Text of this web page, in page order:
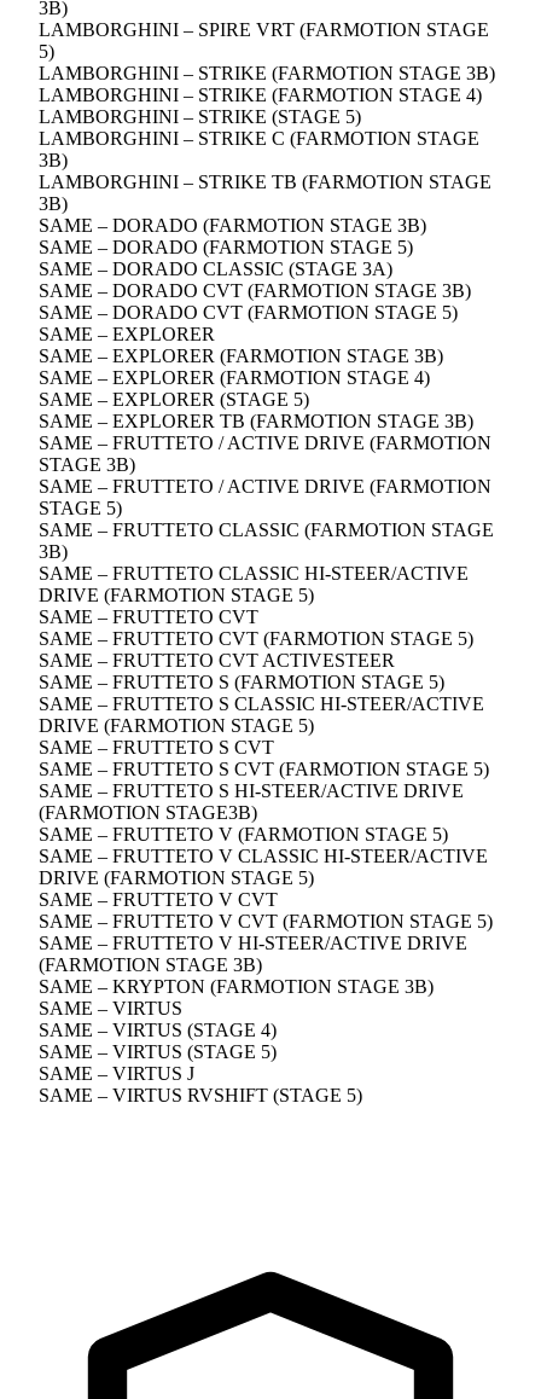
3B)
LAMBORGHINI – SPIRE VRT (FARMOTION STAGE
5)
LAMBORGHINI – STRIKE (FARMOTION STAGE 3B)
LAMBORGHINI – STRIKE (FARMOTION STAGE 4)
LAMBORGHINI – STRIKE (STAGE 5)
LAMBORGHINI – STRIKE C (FARMOTION STAGE
3B)
LAMBORGHINI – STRIKE TB (FARMOTION STAGE
3B)
SAME – DORADO (FARMOTION STAGE 3B)
SAME – DORADO (FARMOTION STAGE 5)
SAME – DORADO CLASSIC (STAGE 3A)
SAME – DORADO CVT (FARMOTION STAGE 3B)
SAME – DORADO CVT (FARMOTION STAGE 5)
SAME – EXPLORER
SAME – EXPLORER (FARMOTION STAGE 3B)
SAME – EXPLORER (FARMOTION STAGE 4)
SAME – EXPLORER (STAGE 5)
SAME – EXPLORER TB (FARMOTION STAGE 3B)
SAME – FRUTTETO / ACTIVE DRIVE (FARMOTION
STAGE 3B)
SAME – FRUTTETO / ACTIVE DRIVE (FARMOTION
STAGE 5)
SAME – FRUTTETO CLASSIC (FARMOTION STAGE
3B)
SAME – FRUTTETO CLASSIC HI-STEER/ACTIVE
DRIVE (FARMOTION STAGE 5)
SAME – FRUTTETO CVT
SAME – FRUTTETO CVT (FARMOTION STAGE 5)
SAME – FRUTTETO CVT ACTIVESTEER
SAME – FRUTTETO S (FARMOTION STAGE 5)
SAME – FRUTTETO S CLASSIC HI-STEER/ACTIVE
DRIVE (FARMOTION STAGE 5)
SAME – FRUTTETO S CVT
SAME – FRUTTETO S CVT (FARMOTION STAGE 5)
SAME – FRUTTETO S HI-STEER/ACTIVE DRIVE
(FARMOTION STAGE3B)
SAME – FRUTTETO V (FARMOTION STAGE 5)
SAME – FRUTTETO V CLASSIC HI-STEER/ACTIVE
DRIVE (FARMOTION STAGE 5)
SAME – FRUTTETO V CVT
SAME – FRUTTETO V CVT (FARMOTION STAGE 5)
SAME – FRUTTETO V HI-STEER/ACTIVE DRIVE
(FARMOTION STAGE 3B)
SAME – KRYPTON (FARMOTION STAGE 3B)
SAME – VIRTUS
SAME – VIRTUS (STAGE 4)
SAME – VIRTUS (STAGE 5)
SAME – VIRTUS J
SAME – VIRTUS RVSHIFT (STAGE 5)